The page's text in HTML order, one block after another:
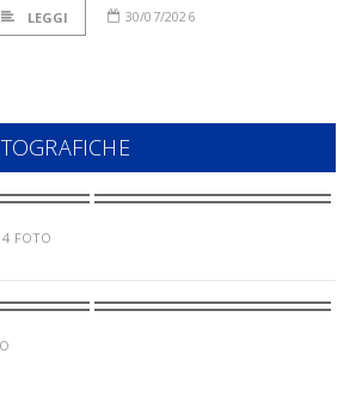
LEGGI 30/07/2026
FOTO